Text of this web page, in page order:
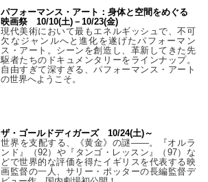
パフォーマンス・アート：身体と空間をめぐる
映画祭 10/10(土)－10/23(金)
現代美術において最もエネルギッシュで、不可
欠なジャンルへと進化を遂げたパフォーマン
ス・アート。シーンを創造し、革新してきた先
駆者たちのドキュメンタリーをラインナップ。
自由すぎて深すぎる、パフォーマンス・アート
の世界へようこそ。
ザ・ゴールドディガーズ 10/24(土)～
世界を支配する、《黄金》の謎――。『オルラ
ンド』（92）や『タンゴ・レッスン』（97）な
どで世界的な評価を得たイギリスを代表する映
画監督の一人、サリー・ポッターの長編監督デ